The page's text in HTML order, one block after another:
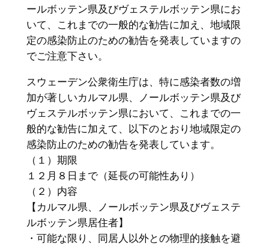
ールボッテン県及びヴェステルボッテン県にお
いて、これまでの一般的な勧告に加え、地域限
定の感染防止のための勧告を発表していますの
でご注意下さい。
スウェーデン公衆衛生庁は、特に感染者数の増
加が著しいカルマル県、ノールボッテン県及び
ヴェステルボッテン県において、これまでの一
般的な勧告に加えて、以下のとおり地域限定の
感染防止のための勧告を発表しています。
（１）期限
１２月８日まで（延長の可能性あり）
（２）内容
【カルマル県、ノールボッテン県及びヴェステ
ルボッテン県居住者】
・可能な限り、同居人以外との物理的接触を避